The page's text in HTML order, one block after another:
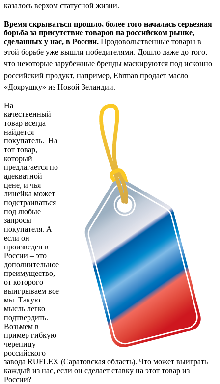
казалось верхом статусной жизни.
Время скрываться прошло, более того началась серьезная
борьба за присутствие товаров на российском рынке,
сделанных у нас, в России. Продовольственные товары в
этой борьбе уже вышли победителями. Дошло даже до того,
что некоторые зарубежные бренды маскируются под исконно
российский продукт, например, Ehrman продает масло
«Доярушку» из Новой Зеландии.
На
качественный
товар всегда
найдется
покупатель. На
тот товар,
который
предлагается по
адекватной
цене, и чья
линейка может
подстраиваться
под любые
запросы
покупателя. А
если он
произведен в
России – это
дополнительное
преимущество,
от которого
выигрываем все
мы. Такую
мысль легко
подтвердить.
Возьмем в
пример гибкую
черепицу
российского
завода RUFLEX (Саратовская область). Что может выиграть
каждый из нас, если он сделает ставку на этот товар из
России?